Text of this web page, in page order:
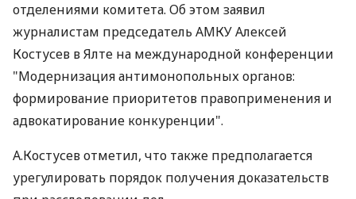
отделениями комитета. Об этом заявил
журналистам председатель АМКУ Алексей
Костусев в Ялте на международной конференции
"Модернизация антимонопольных органов:
формирование приоритетов правоприменения и
адвокатирование конкуренции".
А.Костусев отметил, что также предполагается
урегулировать порядок получения доказательств